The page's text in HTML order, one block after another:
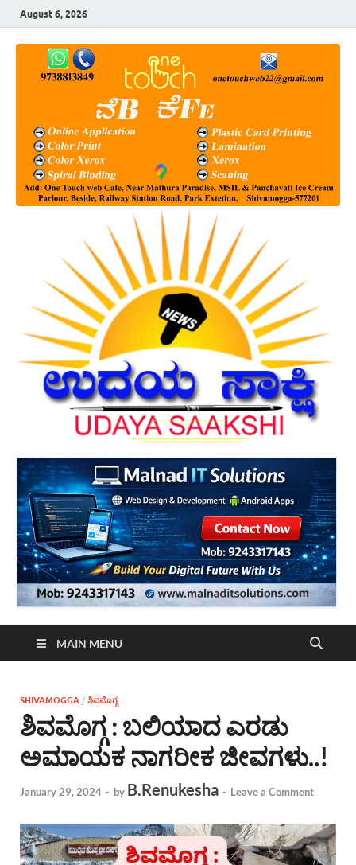
August 6, 2026
MAIN MENU
SHIVAMOGGA / ಶಿವಮೊಗ್ಗ
ಶಿವಮೊಗ್ಗ : ಬಲಿಯಾದ ಎರಡು
ಅಮಾಯಕ ನಾಗರೀಕ ಜೀವಗಳು..!
January 29, 2024 - by B.Renukesha - Leave a Comment